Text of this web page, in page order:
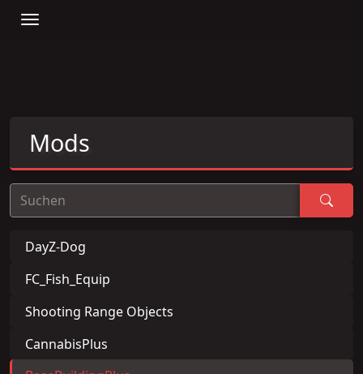
Mods
Suchen
DayZ-Dog
FC_Fish_Equip
Shooting Range Objects
CannabisPlus